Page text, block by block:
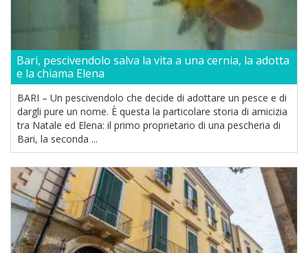
Bari, pescivendolo salva la vita a una cernia, la adotta
e la chiama Elena
BARI – Un pescivendolo che decide di adottare un pesce e di
dargli pure un nome. È questa la particolare storia di amicizia
tra Natale ed Elena: il primo proprietario di una pescheria di
Bari, la seconda ...